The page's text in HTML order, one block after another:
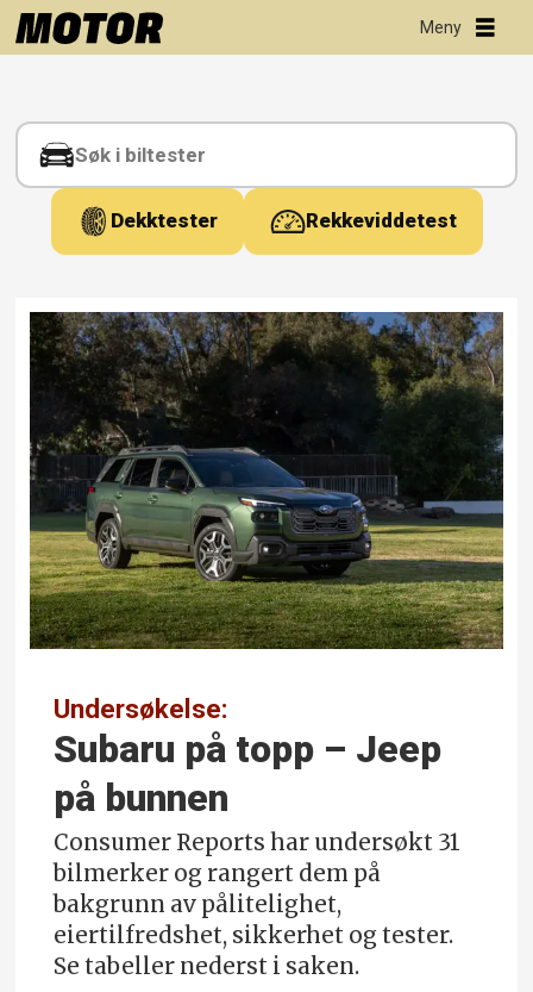
Tag:
consumer
reportsDekktester Rekkeviddetest
Undersøkelse:
Subaru på topp – Jeep
på bunnen
Consumer Reports har undersøkt 31
bilmerker og rangert dem på
bakgrunn av pålitelighet,
eiertilfredshet, sikkerhet og tester.
Se tabeller nederst i saken.